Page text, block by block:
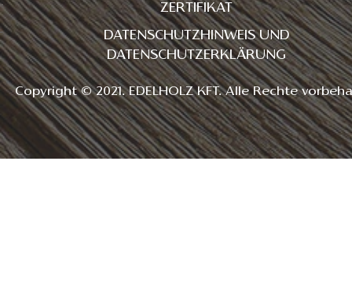
ZERTIFIKAT
DATENSCHUTZHINWEIS UND
DATENSCHUTZERKLÄRUNG
Copyright © 2021. EDELHOLZ KFT. Alle Rechte